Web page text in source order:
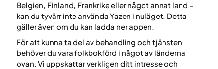
Belgien, Finland, Frankrike eller något annat land –
kan du tyvärr inte använda Yazen i nuläget. Detta
gäller även om du kan ladda ner appen.
För att kunna ta del av behandling och tjänsten
behöver du vara folkbokförd i något av länderna
ovan. Vi uppskattar verkligen ditt intresse och